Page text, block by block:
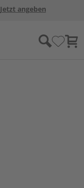
Jetzt angeben